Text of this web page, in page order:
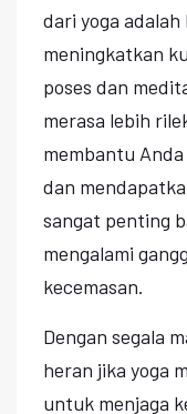
dari yoga
meningkatkan
poses dan
merasa lebih
membantu
dan
sangat penting
mengalami
kecemasan.
Dengan segala
heran jika yoga
untuk menjaga